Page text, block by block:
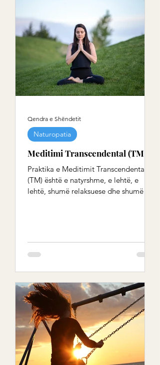
Meditimi Transcendental (TM)
Praktika e Meditimit Transcendental
(TM) është e natyrshme, e lehtë, e
lehtë, shumë relaksuese dhe shumë e
Naturopatia
Qendra e Shëndetit